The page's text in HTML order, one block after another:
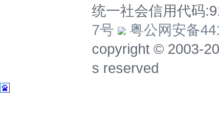
统一社会信用代码
7号
粤公网安备
copyright © 2003-
s reserved